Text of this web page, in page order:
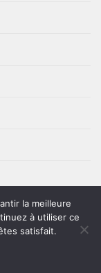
la meilleure
à utiliser ce
satisfait.